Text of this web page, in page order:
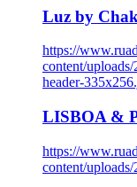
Luz by
https://
content/
header-
LISBOA &
https://
content/